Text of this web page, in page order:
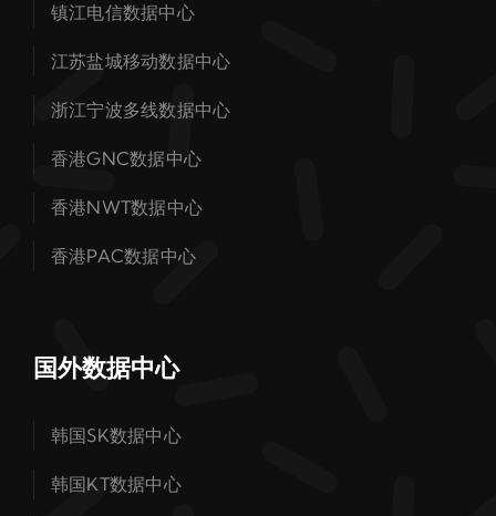
镇江电信数据中心
江苏盐城移动数据中心
浙江宁波多线数据中心
香港GNC数据中心
香港NWT数据中心
香港PAC数据中心
国外数据中心
韩国SK数据中心
韩国KT数据中心